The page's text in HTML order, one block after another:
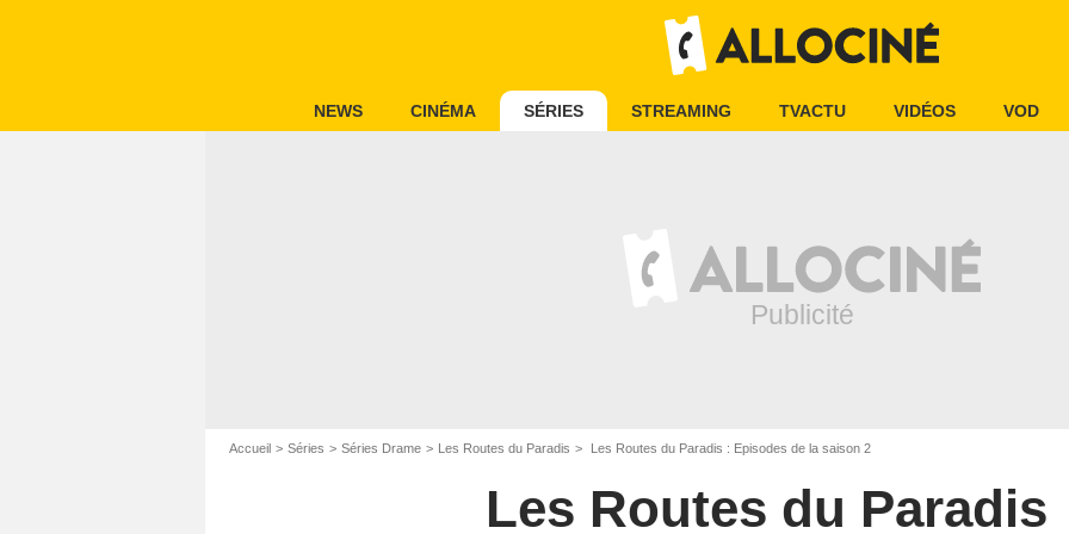
NEWS CINÉMA SÉRIES STREAMING TVACTU VIDÉOS VOD
Accueil Séries Séries Drame Les Routes du Paradis Les Routes du Paradis : Episodes de la saison 2
Les Routes du Paradis